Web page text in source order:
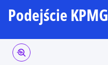
Podejście KPMG